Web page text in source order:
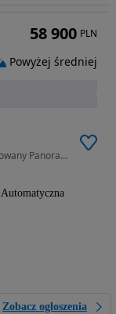
1995 cm3 • 170 KM • 2016 MINI 170KM Zarejestrowany Panorama Dach Skóra Automat
Automatyczna
Zobacz ogłoszenia
58 900 PLN
Powyżej średniej